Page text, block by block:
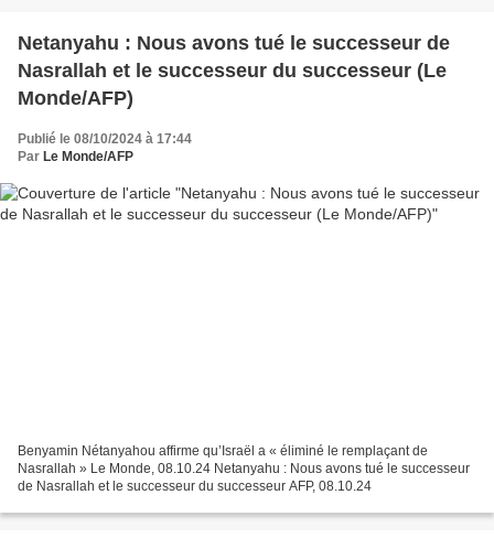
Netanyahu : Nous avons tué le successeur de
Nasrallah et le successeur du successeur (Le
Monde/AFP)
Publié le 08/10/2024 à 17:44
Par Le Monde/AFP
Benyamin Nétanyahou affirme qu’Israël a « éliminé le remplaçant de
Nasrallah » Le Monde, 08.10.24 Netanyahu : Nous avons tué le successeur
de Nasrallah et le successeur du successeur AFP, 08.10.24